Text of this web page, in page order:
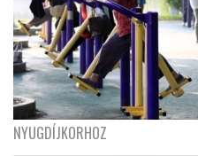
NYUGDÍJKORHOZ